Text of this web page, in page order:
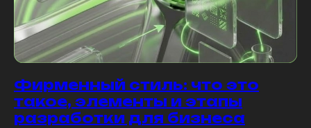
Фирменный стиль: что это
такое, элементы и этапы
разработки для бизнеса